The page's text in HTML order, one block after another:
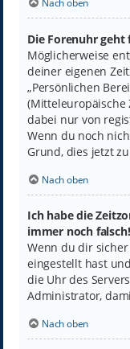
Nach oben
Die Forenuhr geht
Möglicherweise
deiner eigenen
„Persönlichen
(Mitteleuropäische
dabei nur von
Wenn du noch
Grund, dies jetzt
Nach oben
Ich habe die
immer noch falsch!
Wenn du dir
eingestellt hast
die Uhr des
Administrator,
Nach oben